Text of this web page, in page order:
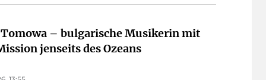
Tomowa – bulgarische Musikerin mit
jenseits des Ozeans